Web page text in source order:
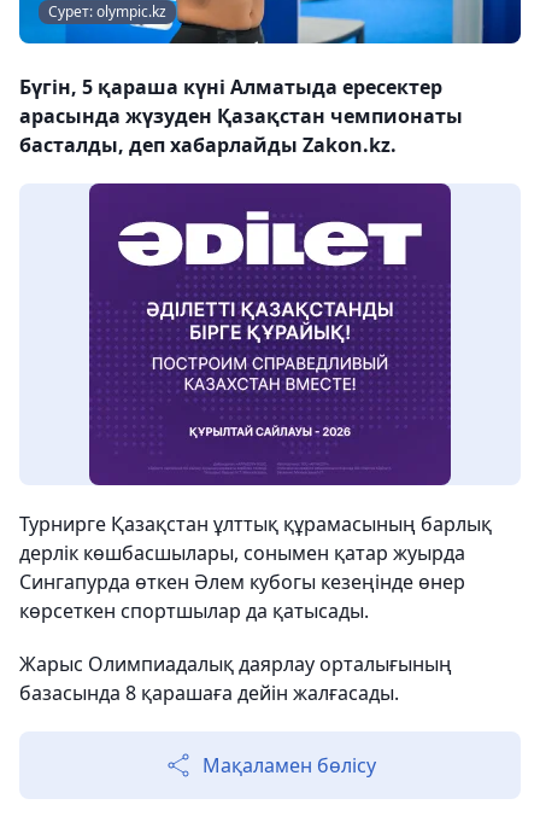
Сурет: olympic.kz
Бүгін, 5 қараша күні Алматыда ересектер
арасында жүзуден Қазақстан чемпионаты
басталды, деп хабарлайды Zakon.kz.
Турнирге Қазақстан ұлттық құрамасының барлық
дерлік көшбасшылары, сонымен қатар жуырда
Сингапурда өткен Әлем кубогы кезеңінде өнер
көрсеткен спортшылар да қатысады.
Жарыс Олимпиадалық даярлау орталығының
базасында 8 қарашаға дейін жалғасады.
Мақаламен бөлісу